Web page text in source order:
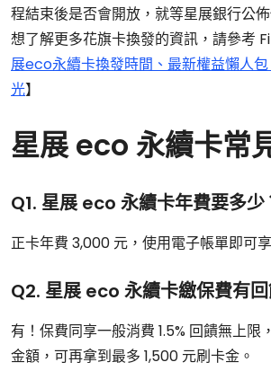
程結束後是否會開放，就等星展銀行公
想了解更多花旗卡換發的資訊，請參考
展eco永續卡換發時間、最新權益懶人
光】
星展 eco 永續卡常
Q1. 星展 eco 永續卡年費要多少
正卡年費 3,000 元，使用電子帳單即可
Q2. 星展 eco 永續卡繳保費有回
有！保費同享一般消費 1.5% 回饋無上限
金額，可再拿到最多 1,500 元刷卡金。